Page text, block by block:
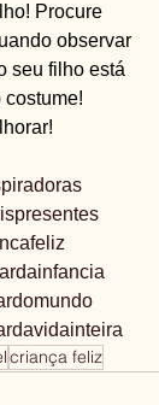
Procure
observar
seu filho está
costume!
criança feliz